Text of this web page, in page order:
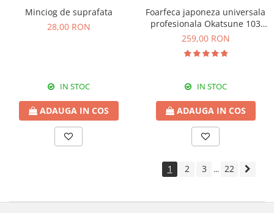
Minciog de suprafata
28,00 RON
IN STOC
ADAUGA IN COS
Foarfeca japoneza universala
profesionala Okatsune 103
(M)
259,00 RON
IN STOC
ADAUGA IN COS
1 2 3 ... 22